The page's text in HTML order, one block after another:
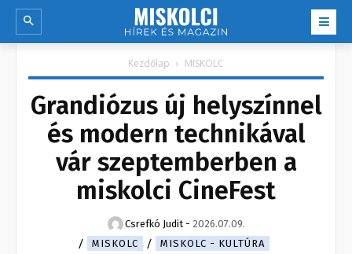
Kezdőlap MISKOLC
Grandiózus új helyszínnel
és modern technikával
vár szeptemberben a
miskolci CineFest
Csrefkó Judit - 2026.07.09.
MISKOLC
MISKOLC - KULTÚRA